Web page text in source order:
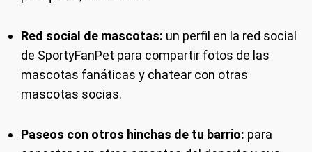
Red social de mascotas: un perfil en la red social
de SportyFanPet para compartir fotos de las
mascotas fanáticas y chatear con otras
mascotas socias.
Paseos con otros hinchas de tu barrio: para